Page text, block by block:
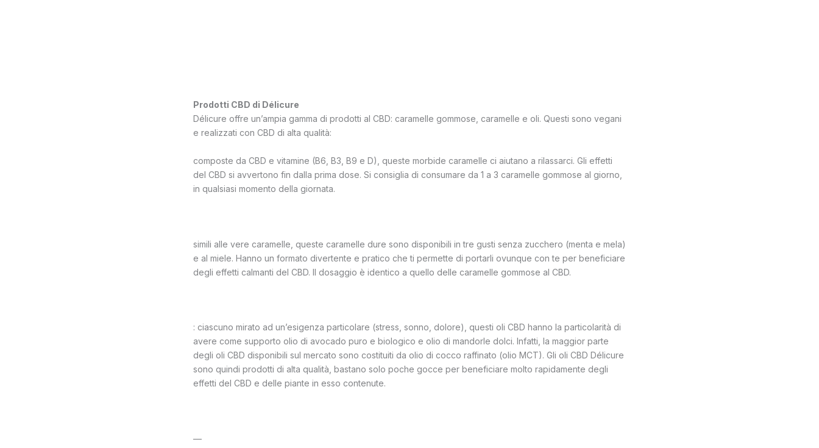
Prodotti CBD di Délicure
Délicure offre un’ampia gamma di prodotti al CBD: caramelle gommose, caramelle e oli. Questi sono vegani
e realizzati con CBD di alta qualità:
composte da CBD e vitamine (B6, B3, B9 e D), queste morbide caramelle ci aiutano a rilassarci. Gli effetti
del CBD si avvertono fin dalla prima dose. Si consiglia di consumare da 1 a 3 caramelle gommose al giorno,
in qualsiasi momento della giornata.
simili alle vere caramelle, queste caramelle dure sono disponibili in tre gusti senza zucchero (menta e mela)
e al miele. Hanno un formato divertente e pratico che ti permette di portarli ovunque con te per beneficiare
degli effetti calmanti del CBD. Il dosaggio è identico a quello delle caramelle gommose al CBD.
: ciascuno mirato ad un’esigenza particolare (stress, sonno, dolore), questi oli CBD hanno la particolarità di
avere come supporto olio di avocado puro e biologico e olio di mandorle dolci. Infatti, la maggior parte
degli oli CBD disponibili sul mercato sono costituiti da olio di cocco raffinato (olio MCT). Gli oli CBD Délicure
sono quindi prodotti di alta qualità, bastano solo poche gocce per beneficiare molto rapidamente degli
effetti del CBD e delle piante in esso contenute.
—